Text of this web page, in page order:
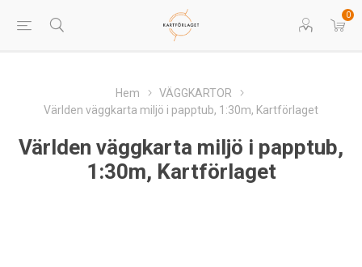
0
Hem
VÄGGKARTOR
Världen väggkarta miljö i papptub, 1:30m, Kartförlaget
Världen väggkarta miljö i papptub,
1:30m, Kartförlaget